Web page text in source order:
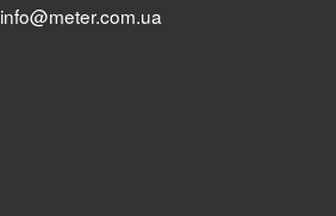
info@meter.com.ua